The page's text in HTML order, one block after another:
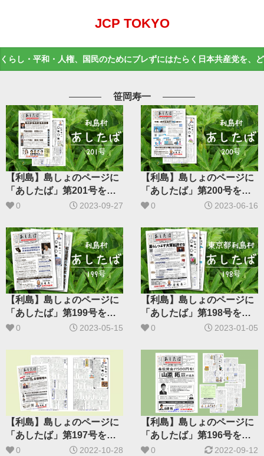
JCP TOKYO
くらし・平和・人権、国民のためにブレずにはたらく日本共産党を、
笹岡寿一
【利島】島しょのページに
「あしたば」第201号を掲
載しました
0 2023-09-27
【利島】島しょのページに
「あしたば」第200号を掲
載しました
0 2023-06-16
【利島】島しょのページに
「あしたば」第199号を掲
載しました
0 2023-05-15
【利島】島しょのページに
「あしたば」第198号を掲
載しました
0 2023-01-05
【利島】島しょのページに
「あしたば」第197号を掲
載しました
0 2022-10-28
【利島】島しょのページに
「あしたば」第196号を掲
載しました
0 2022-09-12